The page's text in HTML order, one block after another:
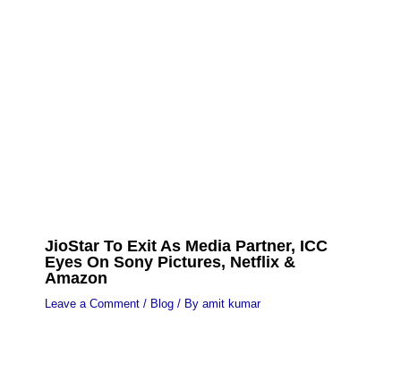
JioStar To Exit As Media Partner, ICC
Eyes On Sony Pictures, Netflix &
Amazon
Leave a Comment / Blog/ By amit kumar